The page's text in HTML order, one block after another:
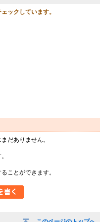
ックしています。
だありません。
ことができます。